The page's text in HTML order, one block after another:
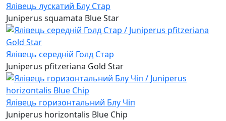
Ялівець лускатий Блу Стар
Juniperus squamata Blue Star
Ялівець середній Голд Стар
Juniperus pfitzeriana Gold Star
Ялівець горизонтальний Блу Чіп
Juniperus horizontalis Blue Chip